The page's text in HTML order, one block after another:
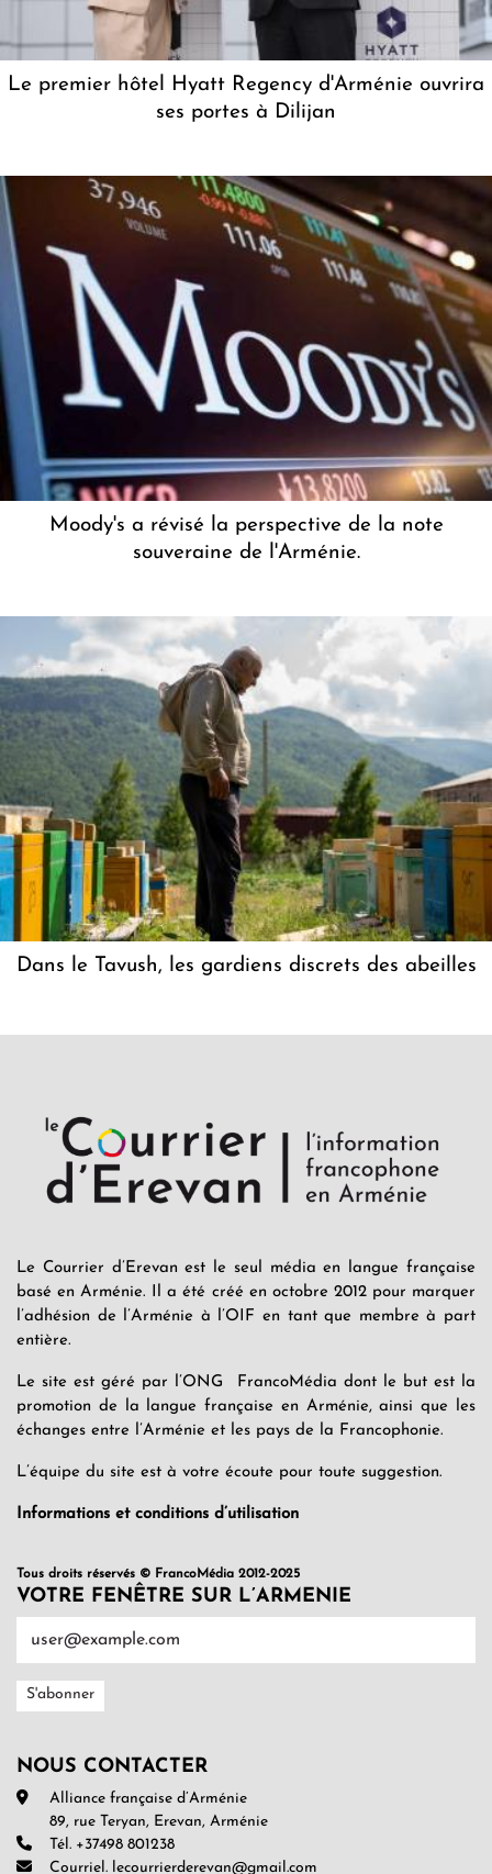
Le premier hôtel Hyatt Regency d'Arménie ouvrira
ses portes à Dilijan
Moody's a révisé la perspective de la note
souveraine de l'Arménie.
Dans le Tavush, les gardiens discrets des abeilles
Le Courrier d’Erevan est le seul média en langue française
basé en Arménie. Il a été créé en octobre 2012 pour marquer
l’adhésion de l’Arménie à l’OIF en tant que membre à part
entière.
Le site est géré par l’ONG FrancoMédia dont le but est la
promotion de la langue française en Arménie, ainsi que les
échanges entre l’Arménie et les pays de la Francophonie.
L’équipe du site est à votre écoute pour toute suggestion.
Informations et conditions d’utilisation
Tous droits réservés © FrancoMédia 2012-2025
VOTRE FENÊTRE SUR L’ARMENIE
NOUS CONTACTER
Alliance française d’Arménie
89, rue Teryan, Erevan, Arménie
Tél. +37498 801238
Courriel. lecourrierderevan@gmail.com